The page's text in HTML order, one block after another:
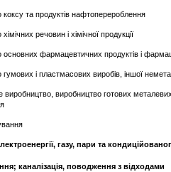
коксу та продуктів нафтоперероблення
речовин і хімічної продукції
основних фармацевтичних продуктів і
і пластмасових виробів, іншої
виробництво, виробництво готових
газу, пари та
каналізація, поводження з відходами